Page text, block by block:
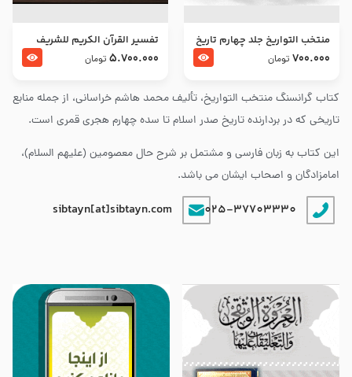
کتاب گرانسنگ منتخب التواريخ، تألیف محمد هاشم خراسانی، از جمله منابع
تاریخی که در بردارنده تاریخ صدر اسلام تا سده چهارم هجری قمری است.
این کتاب به زبان فارسی و مشتمل بر شرح حال معصومین (علیهم السلام)،
امامزادگان و اصحاب ایشان می باشد.
025-37703330
sibtayn[at]sibtayn.com
منتخب التواریخ جلد چهارم تاریخ
امام زین العابدین و امام محمد
700.000 تومان
تفسير القرآن الكريم للشريف
المرتضي قدس سرّه
5.700.000 تومان